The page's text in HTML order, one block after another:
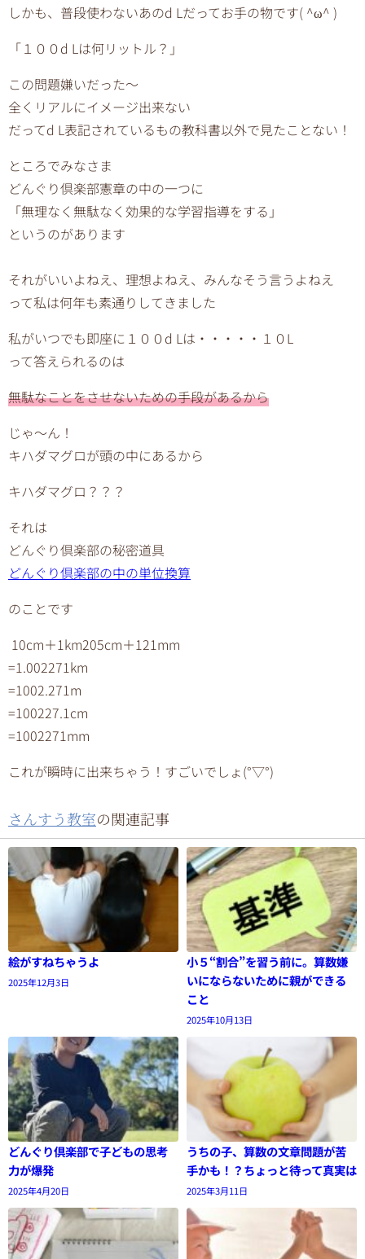
しかも、普段使わないあのd Lだってお手の物です( ^ω^ )
「１００d Lは何リットル？」
この問題嫌いだった〜
全くリアルにイメージ出来ない
だってd L表記されているもの教科書以外で見たことない！
ところでみなさま
どんぐり倶楽部憲章の中の一つに
「無理なく無駄なく効果的な学習指導をする」
というのがあります
それがいいよねえ、理想よねえ、みんなそう言うよねえ
って私は何年も素通りしてきました
私がいつでも即座に１００d Lは・・・・・１０L
って答えられるのは
無駄なことをさせないための手段があるから
じゃ〜ん！
キハダマグロが頭の中にあるから
キハダマグロ？？？
それは
どんぐり倶楽部の秘密道具
どんぐり倶楽部の中の単位換算
のことです
10cm＋1km205cm＋121mm
=1.002271km
=1002.271m
=100227.1cm
=1002271mm
これが瞬時に出来ちゃう！すごいでしょ(°▽°)
さんすう教室の関連記事
絵がすねちゃうよ
2025年12月3日
小５“割合”を習う前に。算数嫌
いにならないために親ができる
こと
2025年10月13日
どんぐり倶楽部で子どもの思考
力が爆発
2025年4月20日
うちの子、算数の文章問題が苦
手かも！？ちょっと待って真実は
2025年3月11日